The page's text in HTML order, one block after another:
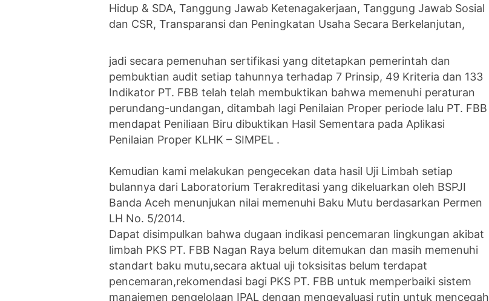
Hidup & SDA, Tanggung Jawab Ketenagakerjaan, Tanggung Jawab Sosial
dan CSR, Transparansi dan Peningkatan Usaha Secara Berkelanjutan,
jadi secara pemenuhan sertifikasi yang ditetapkan pemerintah dan
pembuktian audit setiap tahunnya terhadap 7 Prinsip, 49 Kriteria dan 133
Indikator PT. FBB telah telah membuktikan bahwa memenuhi peraturan
perundang-undangan, ditambah lagi Penilaian Proper periode lalu PT. FBB
mendapat Peniliaan Biru dibuktikan Hasil Sementara pada Aplikasi
Penilaian Proper KLHK – SIMPEL .
‎Kemudian kami melakukan pengecekan data hasil Uji Limbah setiap
bulannya dari Laboratorium Terakreditasi yang dikeluarkan oleh BSPJI
Banda Aceh menunjukan nilai memenuhi Baku Mutu berdasarkan Permen
LH No. 5/2014.
‎Dapat disimpulkan bahwa dugaan indikasi pencemaran lingkungan akibat
limbah PKS PT. FBB Nagan Raya belum ditemukan dan masih memenuhi
standart baku mutu,secara aktual uji toksisitas belum terdapat
pencemaran,rekomendasi bagi PKS PT. FBB untuk memperbaiki sistem
manajemen pengelolaan IPAL dengan mengevaluasi rutin untuk mencegah